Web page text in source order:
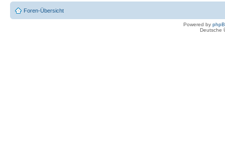
Foren-Übersicht
Powered by
Deutsche